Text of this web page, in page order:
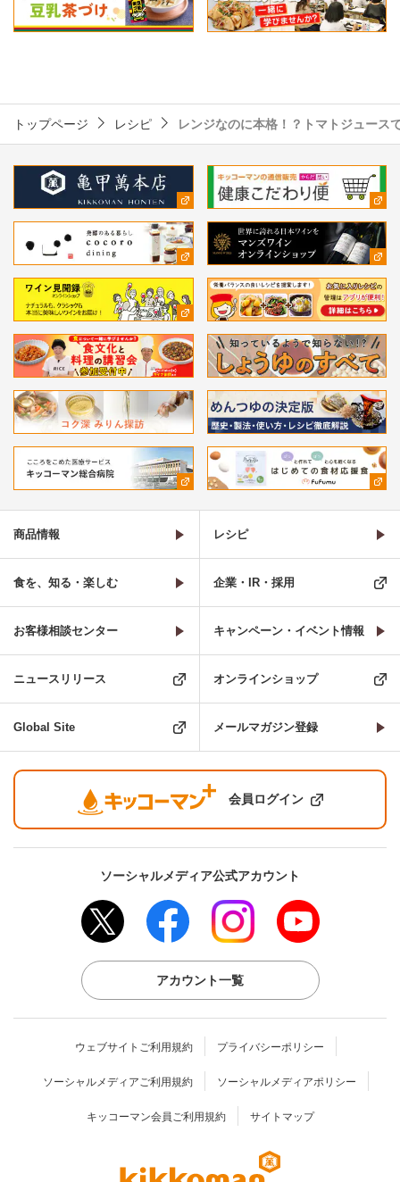
トップページ レシピ レンジなのに本格！？トマトジュース
商品情報 レシピ
食を、知る・楽しむ 企業・IR・採用
お客様相談センター キャンペーン・イベント情報
ニュースリリース オンラインショップ
Global Site メールマガジン登録
会員ログイン
ソーシャルメディア公式アカウント
アカウント一覧
ウェブサイトご利用規約 プライバシーポリシー
ソーシャルメディアご利用規約 ソーシャルメディアポリシー
キッコーマン会員ご利用規約 サイトマップ